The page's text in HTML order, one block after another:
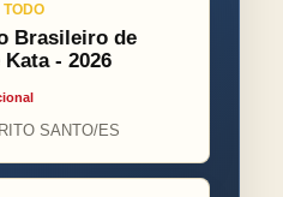
TODO
Brasileiro de
- 2026
SANTO/ES